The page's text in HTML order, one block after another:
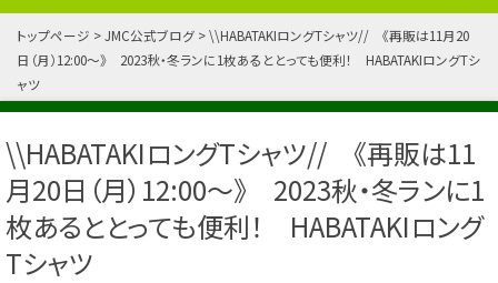
トップページ JMC公式ブログ
\\HABATAKIロングTシャツ// 《再販は11月20
日（月）12:00～》 2023秋・冬ランに1枚あるととっても便利！ HABATAKIロングTシ
ャツ
\\HABATAKIロングTシャツ// 《再販は11
月20日（月）12:00～》 2023秋・冬ランに1
枚あるととっても便利！ HABATAKIロング
Tシャツ